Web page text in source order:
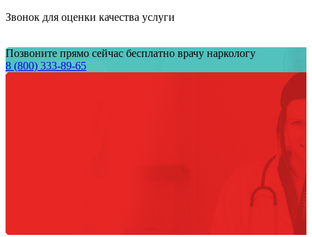
Звонок для оценки качества услуги
Позвоните прямо сейчас бесплатно врачу наркологу
8 (800) 333-89-65